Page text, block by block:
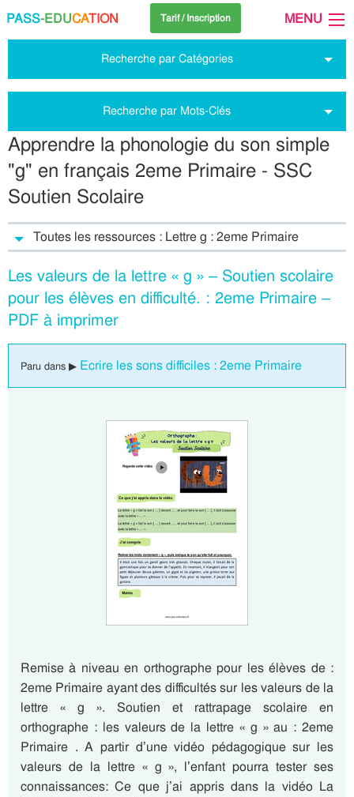
PASS-EDUCATION Tarif / Inscription MENU
Recherche par Catégories
Recherche par Mots-Clés
Apprendre la phonologie du son simple
"g" en français 2eme Primaire - SSC
Soutien Scolaire
Toutes les ressources : Lettre g : 2eme Primaire
Les valeurs de la lettre « g » – Soutien scolaire
pour les élèves en difficulté. : 2eme Primaire –
PDF à imprimer
Paru dans ▶ Ecrire les sons difficiles : 2eme Primaire
Remise à niveau en orthographe pour les élèves de :
2eme Primaire ayant des difficultés sur les valeurs de la
lettre « g ». Soutien et rattrapage scolaire en
orthographe : les valeurs de la lettre « g » au : 2eme
Primaire . A partir d’une vidéo pédagogique sur les
valeurs de la lettre « g », l’enfant pourra tester ses
connaissances: Ce que j’ai appris dans la vidéo La